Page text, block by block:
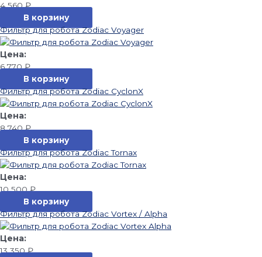
4 560₽
В корзину
Фильтр для робота Zodiac Voyager
6 770₽
В корзину
Фильтр для робота Zodiac CyclonX
8 740₽
В корзину
Фильтр для робота Zodiac Tornax
10 500₽
В корзину
Фильтр для робота Zodiac Vortex / Alpha
13 350₽